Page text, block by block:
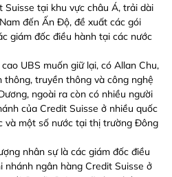
Suisse tại khu vực châu Á, trải dài
đến Ấn Độ, đề xuất các gói
giám đốc điều hành tại các nước
UBS muốn giữ lại, có Allan Chu,
thông, truyền thông và công nghệ
ngoài ra còn có nhiều người
của Credit Suisse ở nhiều quốc
và một số nước tại thị trường Đông
nhân sự là các giám đốc điều
nhánh ngân hàng Credit Suisse ở